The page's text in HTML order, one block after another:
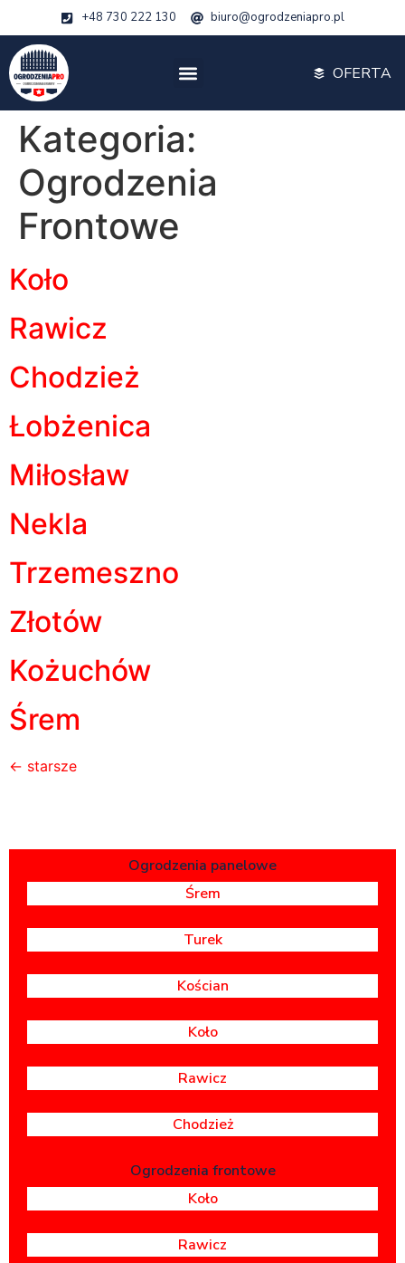
+48 730 222 130 biuro@ogrodzeniapro.pl
OFERTA
Kategoria:
Ogrodzenia
Frontowe
Koło
Rawicz
Chodzież
Łobżenica
Miłosław
Nekla
Trzemeszno
Złotów
Kożuchów
Śrem
← starsze
Ogrodzenia panelowe
Śrem
Turek
Kościan
Koło
Rawicz
Chodzież
Ogrodzenia frontowe
Koło
Rawicz